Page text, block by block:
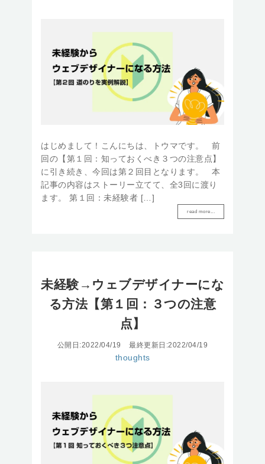
はじめまして！こんにちは、トウマです。 前
回の【第１回：知っておくべき３つの注意点】
に引き続き、今回は第２回目となります。 本
記事の内容はストーリー立てて、全3回に渡り
ます。 第１回：未経験者 […]
read more...
未経験→ウェブデザイナーにな
る方法【第１回：３つの注意
点】
公開日:2022/04/19 最終更新日:2022/04/19
thoughts